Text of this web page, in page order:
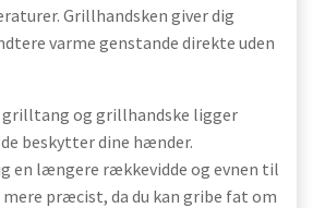
Grillhandsken giver dig
varme genstande direkte uden
og grillhandske ligger
beskytter dine hænder.
en længere rækkevidde og evnen til
præcist, da du kan gribe fat om